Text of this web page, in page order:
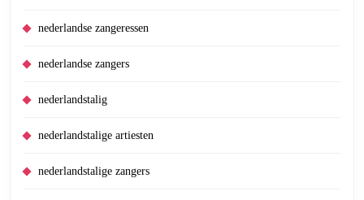
nederlandse zangeressen
nederlandse zangers
nederlandstalig
nederlandstalige artiesten
nederlandstalige zangers